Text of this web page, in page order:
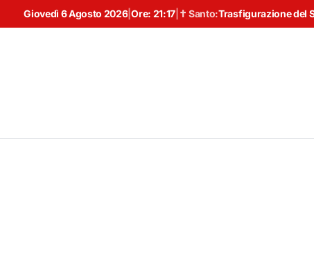
Giovedì 6 Agosto 2026 |Ore: 21:17| ✝ Santo:Trasfigurazione del